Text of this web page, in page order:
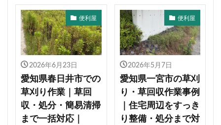
便利屋
2026年6月23日
愛知県春日井市での
草刈り作業｜草回
収・処分・簡易清掃
まで一括対応｜
便利屋
2026年5月7日
愛知県一宮市の草刈
り・草回収作業事例
｜住宅周辺をすっき
り整備・処分まで対